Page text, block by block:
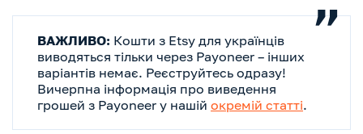
ВАЖЛИВО: Кошти з Etsy для українців
виводяться тільки через Payoneer – інших
варіантів немає. Реєструйтесь одразу!
Вичерпна інформація про виведення
грошей з Payoneer у нашій окремій статті.